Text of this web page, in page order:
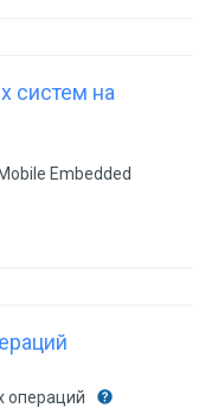
систем на
Embedded
операций